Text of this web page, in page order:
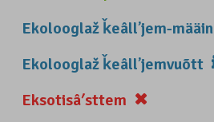
Ekolooglaž ǩeâllʼjem-määin
Ekolooglaž ǩeâllʼjemvuõtt
Eksotisâʹsttem